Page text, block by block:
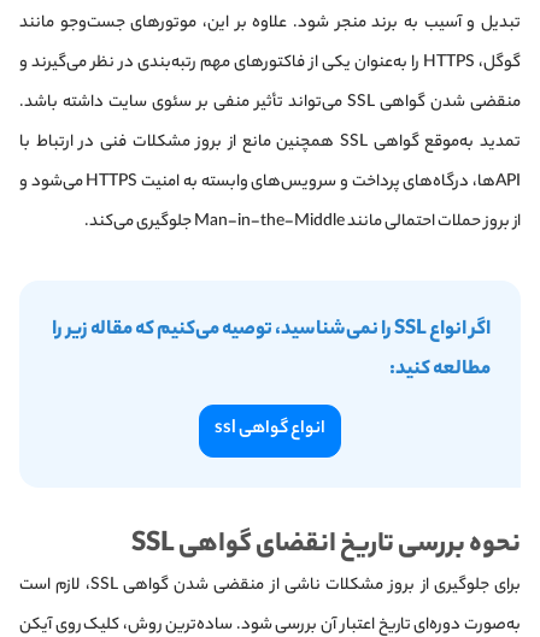
تبدیل و آسیب به برند منجر شود. علاوه بر این، موتورهای جست‌وجو مانند
گوگل، HTTPS را به‌عنوان یکی از فاکتورهای مهم رتبه‌بندی در نظر می‌گیرند و
منقضی شدن گواهی SSL می‌تواند تأثیر منفی بر سئوی سایت داشته باشد.
تمدید به‌موقع گواهی SSL همچنین مانع از بروز مشکلات فنی در ارتباط با
APIها، درگاه‌های پرداخت و سرویس‌های وابسته به امنیت HTTPS می‌شود و
از بروز حملات احتمالی مانند Man-in-the-Middle جلوگیری می‌کند.
اگر انواع SSL را نمی‌شناسید، توصیه می‌کنیم که مقاله زیر را
مطالعه کنید:
انواع گواهی ssl
نحوه بررسی تاریخ انقضای گواهی SSL
برای جلوگیری از بروز مشکلات ناشی از منقضی شدن گواهی SSL، لازم است
به‌صورت دوره‌ای تاریخ اعتبار آن بررسی شود. ساده‌ترین روش، کلیک روی آیکن